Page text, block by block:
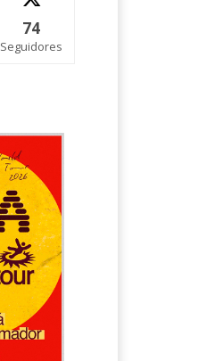
74
Seguidores